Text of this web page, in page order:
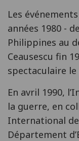
Les
années 1980 -
Philippines au
Ceausescu fin
spectaculaire
En avril 1990,
la guerre, en
International
Département